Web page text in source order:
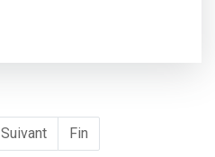
Suivant Fin